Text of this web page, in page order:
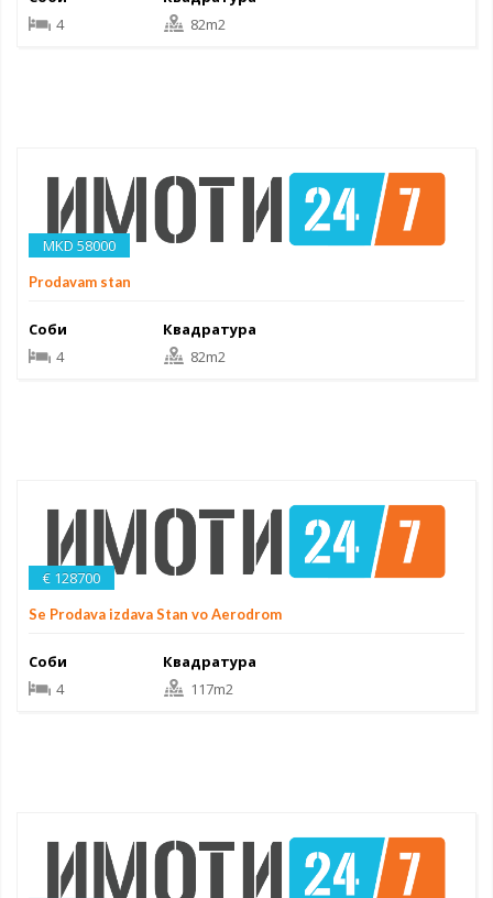
4
82m2
MKD 58000
Prodavam stan
Соби
4
Квадратура
82m2
€ 128700
Se Prodava izdava Stan vo Aerodrom
Соби
4
Квадратура
117m2